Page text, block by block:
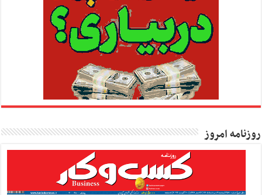
روزنامه امروز